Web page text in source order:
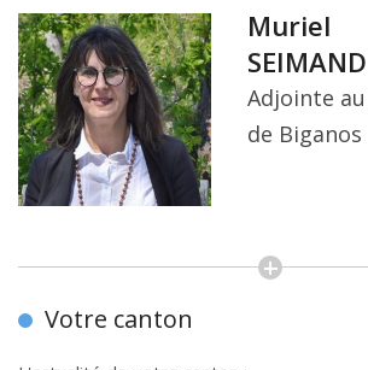
Muriel
Adjointe
de Biganos
Votre canton